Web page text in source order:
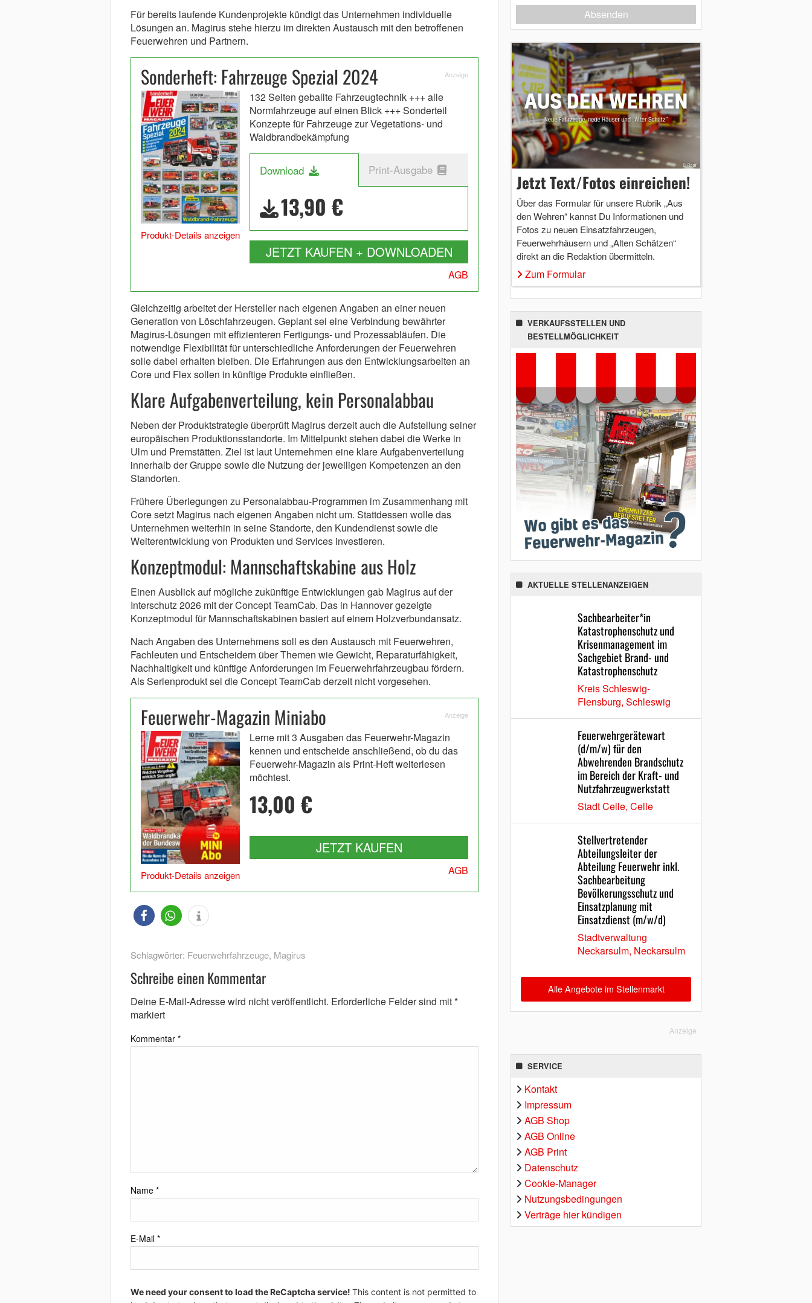
Für bereits laufende Kundenprojekte kündigt das Unternehmen individuelle
Lösungen an. Magirus stehe hierzu im direkten Austausch mit den betroffenen
Feuerwehren und Partnern.
Sonderheft: Fahrzeuge Spezial 2024 Anzeige
Produkt-Details anzeigen
132 Seiten geballte Fahrzeugtechnik +++ alle
Normfahrzeuge auf einen Blick +++ Sonderteil
Konzepte für Fahrzeuge zur Vegetations- und
Waldbrandbekämpfung
Download Print-Ausgabe
13,90 €
JETZT KAUFEN + DOWNLOADEN
AGB
Gleichzeitig arbeitet der Hersteller nach eigenen Angaben an einer neuen
Generation von Löschfahrzeugen. Geplant sei eine Verbindung bewährter
Magirus-Lösungen mit effizienteren Fertigungs- und Prozessabläufen. Die
notwendige Flexibilität für unterschiedliche Anforderungen der Feuerwehren
solle dabei erhalten bleiben. Die Erfahrungen aus den Entwicklungsarbeiten an
Core und Flex sollen in künftige Produkte einfließen.
Klare Aufgabenverteilung, kein Personalabbau
Neben der Produktstrategie überprüft Magirus derzeit auch die Aufstellung seiner
europäischen Produktionsstandorte. Im Mittelpunkt stehen dabei die Werke in
Ulm und Premstätten. Ziel ist laut Unternehmen eine klare Aufgabenverteilung
innerhalb der Gruppe sowie die Nutzung der jeweiligen Kompetenzen an den
Standorten.
Frühere Überlegungen zu Personalabbau-Programmen im Zusammenhang mit
Core setzt Magirus nach eigenen Angaben nicht um. Stattdessen wolle das
Unternehmen weiterhin in seine Standorte, den Kundendienst sowie die
Weiterentwicklung von Produkten und Services investieren.
Konzeptmodul: Mannschaftskabine aus Holz
Einen Ausblick auf mögliche zukünftige Entwicklungen gab Magirus auf der
Interschutz 2026 mit der Concept TeamCab. Das in Hannover gezeigte
Konzeptmodul für Mannschaftskabinen basiert auf einem Holzverbundansatz.
Nach Angaben des Unternehmens soll es den Austausch mit Feuerwehren,
Fachleuten und Entscheidern über Themen wie Gewicht, Reparaturfähigkeit,
Nachhaltigkeit und künftige Anforderungen im Feuerwehrfahrzeugbau fördern.
Als Serienprodukt sei die Concept TeamCab derzeit nicht vorgesehen.
Feuerwehr-Magazin Miniabo Anzeige
Produkt-Details anzeigen
Lerne mit 3 Ausgaben das Feuerwehr-Magazin
kennen und entscheide anschließend, ob du das
Feuerwehr-Magazin als Print-Heft weiterlesen
möchtest.
13,00 €
JETZT KAUFEN
AGB
Schlagwörter: Feuerwehrfahrzeuge, Magirus
Schreibe einen Kommentar
Deine E-Mail-Adresse wird nicht veröffentlicht. Erforderliche Felder sind mit*
markiert
Kommentar *
Name *
E-Mail *
We need your consent to load the ReCaptcha service! This content is not permitted to
Absenden
Jetzt Text/Fotos einreichen!
Über das Formular für unsere Rubrik „Aus
den Wehren“ kannst Du Informationen und
Fotos zu neuen Einsatzfahrzeugen,
Feuerwehrhäusern und „Alten Schätzen“
direkt an die Redaktion übermitteln.
Zum Formular
VERKAUFSSTELLEN UND
BESTELLMÖGLICHKEIT
AKTUELLE STELLENANZEIGEN
Sachbearbeiter*in
Katastrophenschutz und
Krisenmanagement im
Sachgebiet Brand- und
Katastrophenschutz
Kreis Schleswig-
Flensburg, Schleswig
Feuerwehrgerätewart
(d/m/w) für den
Abwehrenden Brandschutz
im Bereich der Kraft- und
Nutzfahrzeugwerkstatt
Stadt Celle, Celle
Stellvertretender
Abteilungsleiter der
Abteilung Feuerwehr inkl.
Sachbearbeitung
Bevölkerungsschutz und
Einsatzplanung mit
Einsatzdienst (m/w/d)
Stadtverwaltung
Neckarsulm, Neckarsulm
Alle Angebote im Stellenmarkt
Anzeige
SERVICE
Kontakt
Impressum
AGB Shop
AGB Online
AGB Print
Datenschutz
Cookie-Manager
Nutzungsbedingungen
Verträge hier kündigen